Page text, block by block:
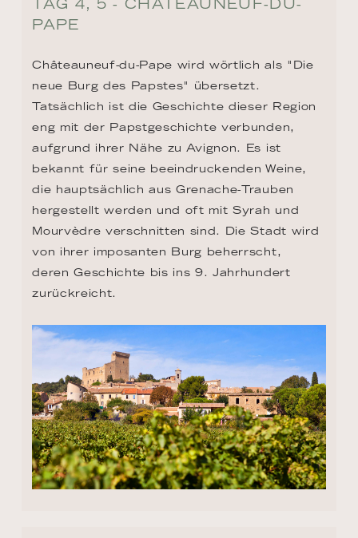
PAPE
Châteauneuf-du-Pape wird wörtlich als "Die
neue Burg des Papstes" übersetzt.
Tatsächlich ist die Geschichte dieser Region
eng mit der Papstgeschichte verbunden,
aufgrund ihrer Nähe zu Avignon. Es ist
bekannt für seine beeindruckenden Weine,
die hauptsächlich aus Grenache-Trauben
hergestellt werden und oft mit Syrah und
Mourvèdre verschnitten sind. Die Stadt wird
von ihrer imposanten Burg beherrscht,
deren Geschichte bis ins 9. Jahrhundert
zurückreicht.